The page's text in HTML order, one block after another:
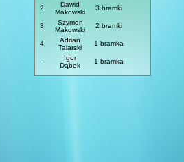
2.
Dawid
Makowski
3 bramki
3.
Szymon
Makowski
2 bramki
4.
Adrian
Talarski
1 bramka
-
Igor
Dąbek
1 bramka